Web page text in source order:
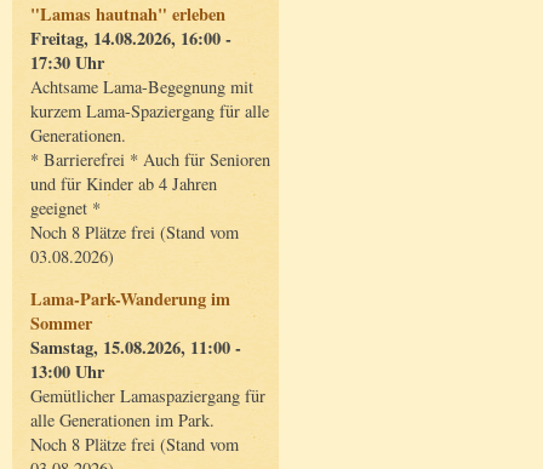
"Lamas hautnah" erleben
Freitag, 14.08.2026, 16:00 -
17:30 Uhr
Achtsame Lama-Begegnung mit
kurzem Lama-Spaziergang für alle
Generationen.
* Barrierefrei * Auch für Senioren
und für Kinder ab 4 Jahren
geeignet *
Noch 8 Plätze frei (Stand vom
03.08.2026)
Lama-Park-Wanderung im
Sommer
Samstag, 15.08.2026, 11:00 -
13:00 Uhr
Gemütlicher Lamaspaziergang für
alle Generationen im Park.
Noch 8 Plätze frei (Stand vom